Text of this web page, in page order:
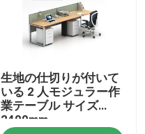
生地の仕切りが付いて
いる 2 人モジュラー作
業テーブル サイズ
2400mm